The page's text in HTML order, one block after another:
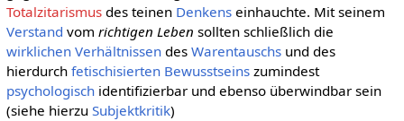
Totalzitarismusdes teinen Denkenseinhauchte. Mit seinem
Verstand vom richtigen Leben sollten schließlich die
wirklichen Verhältnissendes Warentauschsund des
hierdurch fetischisierten Bewusstseinszumindest
psychologischidentifizierbar und ebenso überwindbar sein
(siehe hierzu Subjektkritik)